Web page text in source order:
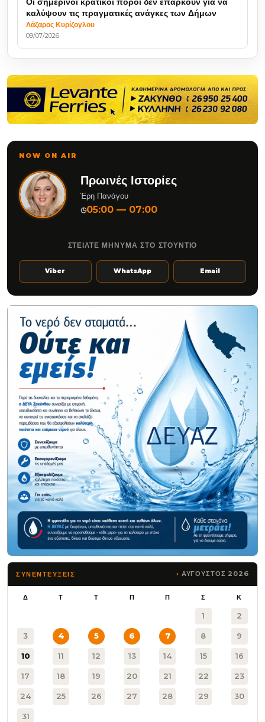
καλύψουν τις πραγματικές ανάγκες των Δήμων
Λάζαρος Κυρίζογλου
09/07/2026
NOW ON AIR
Πρωινές Ιστορίες
Έρη Πανάγου
◷05:00 — 07:00
ΣΤΕΙΛΤΕ ΜΗΝΥΜΑ ΣΤΟ ΣΤΟΥΝΤΙΟ
Viber WhatsApp Email
ΣΥΝΕΝΤΕΥΞΕΙΣ ΑΥΓΟΥΣΤΟΣ 2026
Δ Τ Τ Π Π Σ Κ
1 2
3 4 5 6 7 8 9
10 11 12 13 14 15 16
17 18 19 20 21 22 23
24 25 26 27 28 29 30
31